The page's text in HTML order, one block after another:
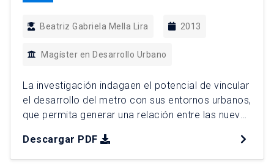
Beatriz Gabriela Mella Lira 2013
Magíster en Desarrollo Urbano
La investigación indagaen el potencial de vincular
el desarrollo del metro con sus entornos urbanos,
que permita generar una relación entre las nuevas
supuesto que através de la construcción de las
nuevas estaciones, se puede generar un
Descargar PDF